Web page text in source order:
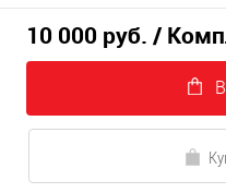
10 000 руб. /